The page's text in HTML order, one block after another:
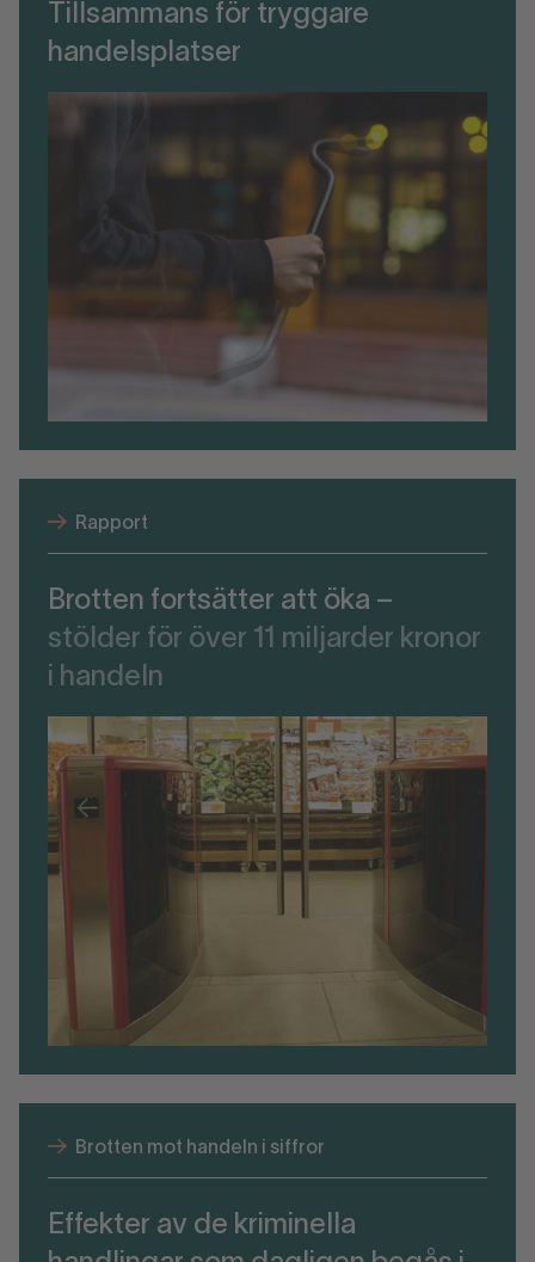
Tillsammans för tryggare
handelsplatser
Rapport
Brotten fortsätter att öka –
stölder för över 11 miljarder kronor
i handeln
Brotten mot handeln i siffror
Effekter av de kriminella